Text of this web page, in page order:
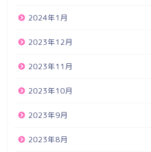
2024年1月
2023年12月
2023年11月
2023年10月
2023年9月
2023年8月